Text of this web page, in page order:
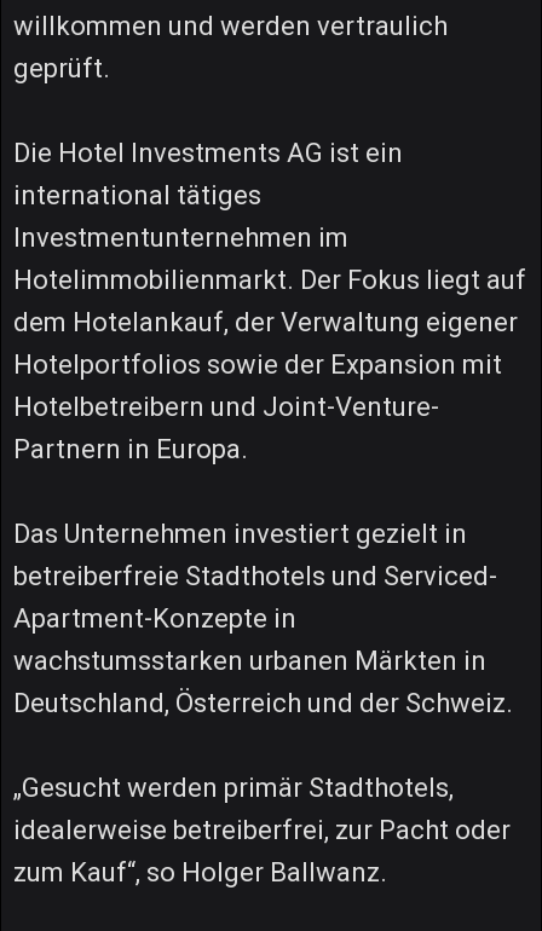
willkommen und werden vertraulich
geprüft.
Die Hotel Investments AG ist ein
international tätiges
Investmentunternehmen im
Hotelimmobilienmarkt. Der Fokus liegt auf
dem Hotelankauf, der Verwaltung eigener
Hotelportfolios sowie der Expansion mit
Hotelbetreibern und Joint-Venture-
Partnern in Europa.
Das Unternehmen investiert gezielt in
betreiberfreie Stadthotels und Serviced-
Apartment-Konzepte in
wachstumsstarken urbanen Märkten in
Deutschland, Österreich und der Schweiz.
„Gesucht werden primär Stadthotels,
idealerweise betreiberfrei, zur Pacht oder
zum Kauf“, so Holger Ballwanz.